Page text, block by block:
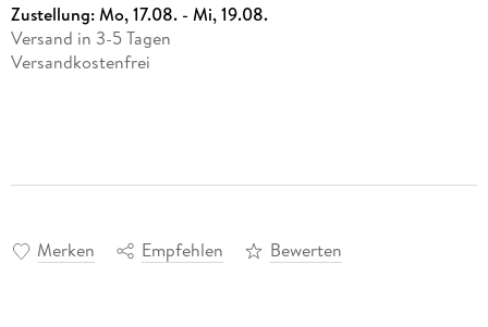
Zustellung:Mo, 17.08. - Mi, 19.08.
Versand in 3-5 Tagen
Versandkostenfrei
Merken Empfehlen Bewerten